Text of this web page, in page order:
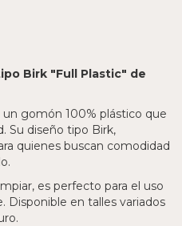
Birk "Full Plastic" de
un gomón 100% plástico que
Su diseño tipo Birk,
quienes buscan comodidad
es perfecto para el uso
Disponible en talles variados